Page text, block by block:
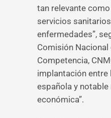
tan relevante
servicios
enfermedades”,
Comisión
Competencia,
implantación entre
española y notable
económica”.